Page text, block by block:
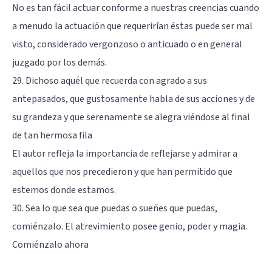
No es tan fácil actuar conforme a nuestras creencias cuando
a menudo la actuación que requerirían éstas puede ser mal
visto, considerado vergonzoso o anticuado o en general
juzgado por los demás.
29. Dichoso aquél que recuerda con agrado a sus
antepasados, que gustosamente habla de sus acciones y de
su grandeza y que serenamente se alegra viéndose al final
de tan hermosa fila
El autor refleja la importancia de reflejarse y admirar a
aquellos que nos precedieron y que han permitido que
estemos donde estamos.
30. Sea lo que sea que puedas o sueñes que puedas,
comiénzalo. El atrevimiento posee genio, poder y magia.
Comiénzalo ahora